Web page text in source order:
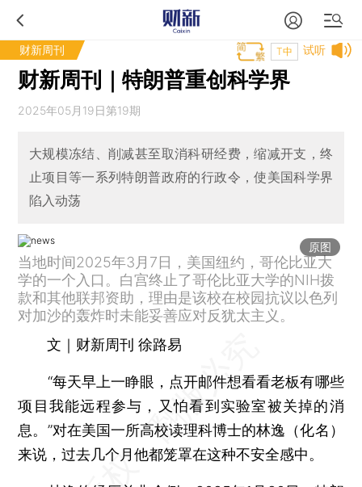
财新周刊 试听
T中
财新周刊｜特朗普重创科学界
2025年05月19日第19期
大规模冻结、削减甚至取消科研经费，缩减开支，终
止项目等一系列特朗普政府的行政令，使美国科学界
陷入动荡
原图
当地时间2025年3月7日，美国纽约，哥伦比亚大
学的一个入口。白宫终止了哥伦比亚大学的NIH拨
款和其他联邦资助，理由是该校在校园抗议以色列
对加沙的轰炸时未能妥善应对反犹太主义。
文｜财新周刊 徐路易
“每天早上一睁眼，点开邮件想看看老板有哪些
项目我能远程参与，又怕看到实验室被关掉的消
息。”对在美国一所高校读理科博士的林逸（化名）
来说，过去几个月他都笼罩在这种不安全感中。